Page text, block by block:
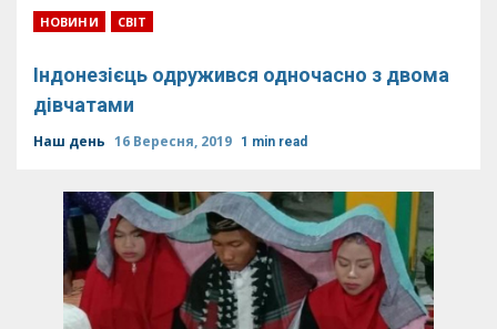
НОВИНИ СВІТ
Індонезієць одружився одночасно з двома
дівчатами
Наш день 16 Вересня, 2019 1 min read